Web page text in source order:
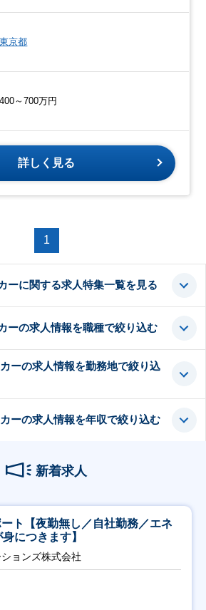
東京都
400～700万円
詳しく見る
1
ーに関する求人特集一覧を見る
ーの求人情報を職種で絞り込む
ーの求人情報を勤務地で絞り込
ーの求人情報を年収で絞り込む
新着求人
ト【夜勤無し／自社勤務／エネ
につきます】
ョンズ株式会社